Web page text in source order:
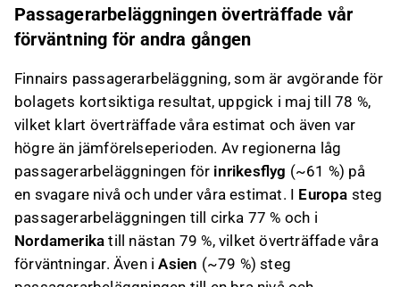
Passagerarbeläggningen överträffade vår
förväntning för andra gången
Finnairs passagerarbeläggning, som är avgörande för
bolagets kortsiktiga resultat, uppgick i maj till 78 %,
vilket klart överträffade våra estimat och även var
högre än jämförelseperioden. Av regionerna låg
passagerarbeläggningen för inrikesflyg (~61 %) på
en svagare nivå och under våra estimat. I Europa steg
passagerarbeläggningen till cirka 77 % och i
Nordamerikatill nästan 79 %, vilket överträffade våra
förväntningar. Även iAsien (~79 %) steg